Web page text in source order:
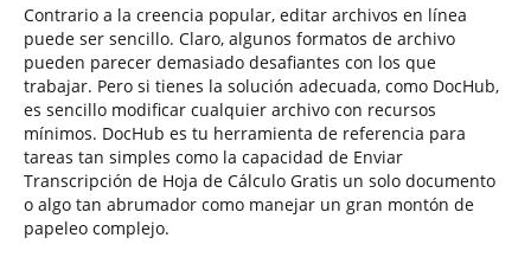
Contrario a la creencia popular, editar archivos en línea
puede ser sencillo. Claro, algunos formatos de archivo
pueden parecer demasiado desafiantes con los que
trabajar. Pero si tienes la solución adecuada, como DocHub,
es sencillo modificar cualquier archivo con recursos
mínimos. DocHub es tu herramienta de referencia para
tareas tan simples como la capacidad de Enviar
Transcripción de Hoja de Cálculo Gratis un solo documento
o algo tan abrumador como manejar un gran montón de
papeleo complejo.